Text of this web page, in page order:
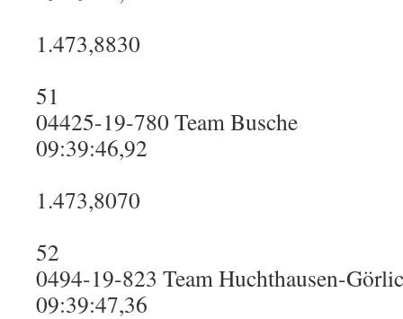
1.473,8830
51
04425-19-780 Team Busche
09:39:46,92
1.473,8070
52
0494-19-823 Team Huchthausen-
09:39:47,36